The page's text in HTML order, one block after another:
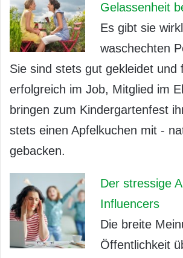
Gelassenheit
Es gibt sie
waschechten
Sie sind stets gut gekleidet und
erfolgreich im Job, Mitglied im
bringen zum Kindergartenfest
stets einen Apfelkuchen mit -
gebacken.
Der stressige
Influencers
Die breite
Öffentlichkeit